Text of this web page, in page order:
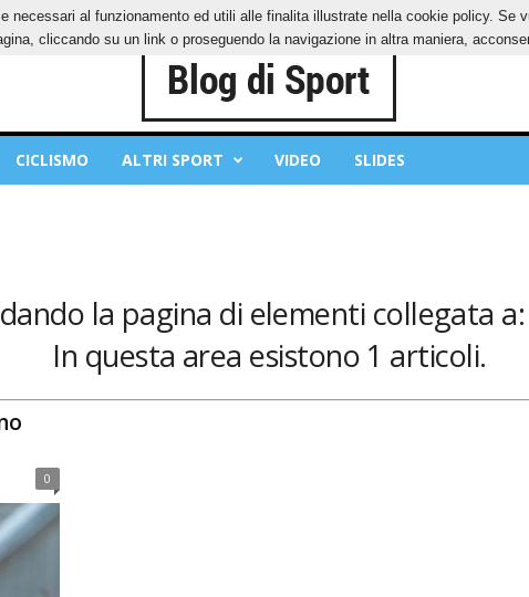
PRIVACY POLICY
CICLISMO ALTRI SPORT VIDEO SLIDES
la pagina di elementi collegata
In questa area esistono 1 articoli.
0
al funzionamento ed utili alle finalita illustrate nella cookie policy. Se
cliccando su un link o proseguendo la navigazione in altra maniera,